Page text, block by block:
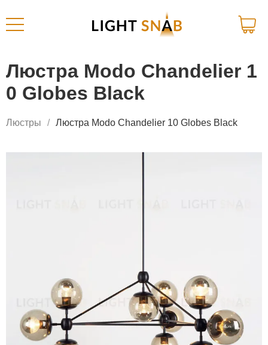
Люстра Modo Chandelier 1
0 Globes Black
Люстры Люстра Modo Chandelier 10 Globes Black